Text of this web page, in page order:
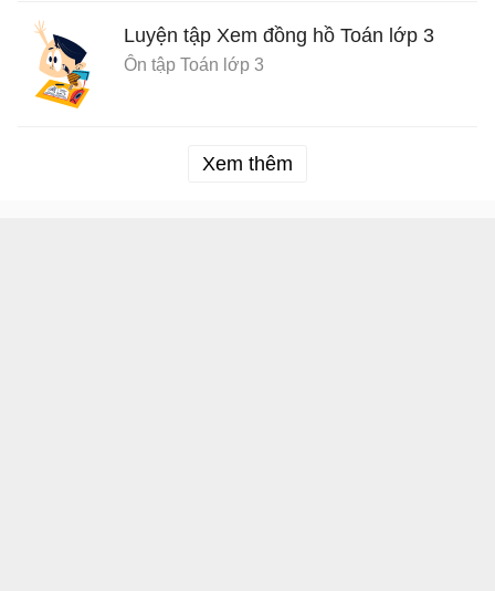
Luyện tập Xem đồng hồ Toán lớp 3
Ôn tập Toán lớp 3
Xem thêm